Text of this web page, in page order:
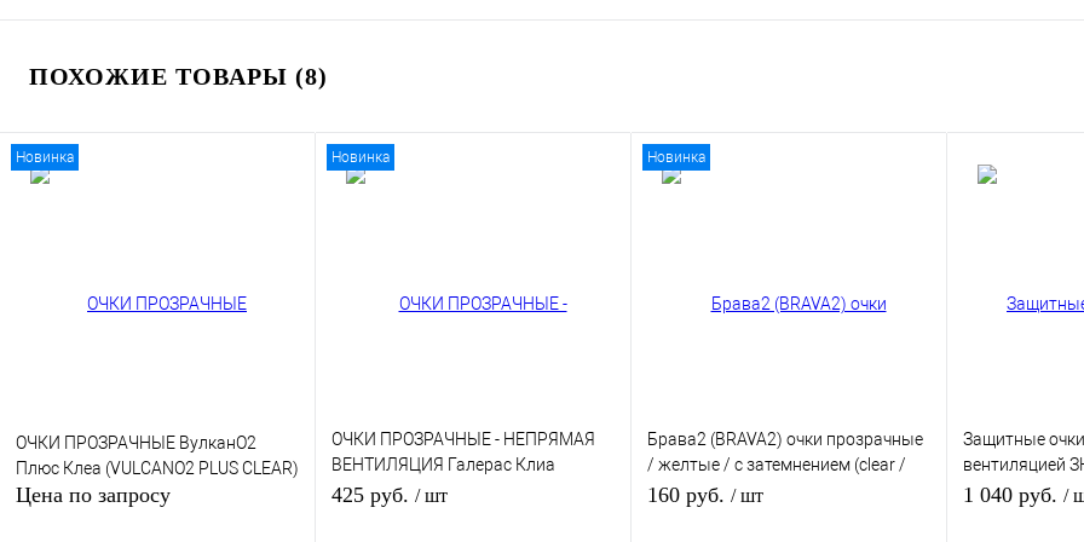
ПОХОЖИЕ ТОВАРЫ (8)
Новинка
ОЧКИ ПРОЗРАЧНЫЕ ВулканО2
Плюс Клеа (VULCANO2 PLUS CLEAR)
Цена по запросу
Новинка
ОЧКИ ПРОЗРАЧНЫЕ - НЕПРЯМАЯ
ВЕНТИЛЯЦИЯ Галерас Клиа
(GALERAS CLEAR)
425 руб. / шт
Новинка
Брава2 (BRAVA2) очки прозрачные
/ желтые / с затемнением (clear /
yellow / smoke)
160 руб. / шт
Защитные
вентиляцией
Стронг Гласс
1 040 руб. /